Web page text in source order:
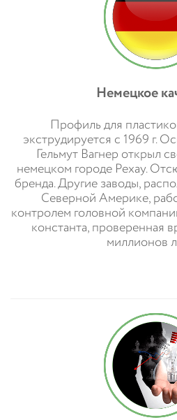
Немецкое
Профиль для
экструдируется с 1969 г.
Гельмут Вагнер открыл
немецком городе Рехау.
бренда. Другие заводы,
Северной Америке,
контролем головной
константа, проверенная
миллионов